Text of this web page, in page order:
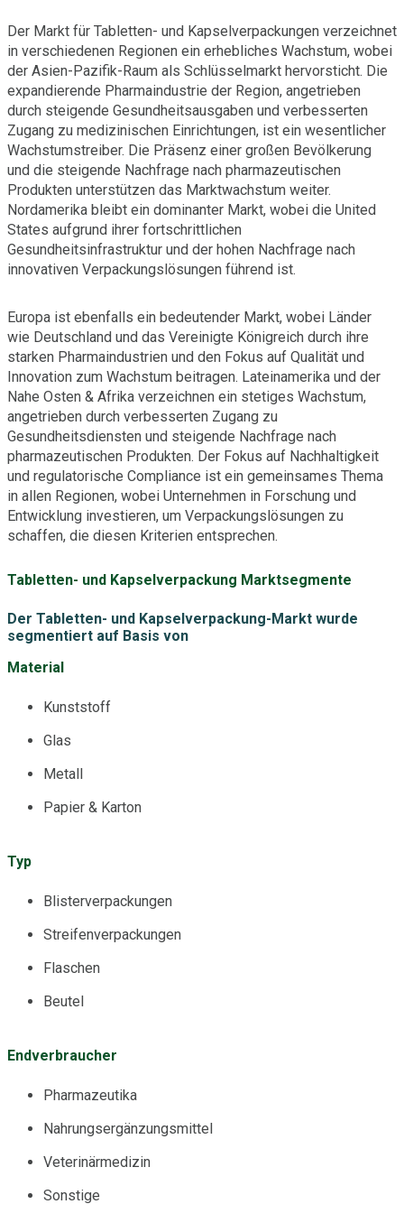
Der Markt für Tabletten- und Kapselverpackungen verzeichnet
in verschiedenen Regionen ein erhebliches Wachstum, wobei
der Asien-Pazifik-Raum als Schlüsselmarkt hervorsticht. Die
expandierende Pharmaindustrie der Region, angetrieben
durch steigende Gesundheitsausgaben und verbesserten
Zugang zu medizinischen Einrichtungen, ist ein wesentlicher
Wachstumstreiber. Die Präsenz einer großen Bevölkerung
und die steigende Nachfrage nach pharmazeutischen
Produkten unterstützen das Marktwachstum weiter.
Nordamerika bleibt ein dominanter Markt, wobei die United
States aufgrund ihrer fortschrittlichen
Gesundheitsinfrastruktur und der hohen Nachfrage nach
innovativen Verpackungslösungen führend ist.
Europa ist ebenfalls ein bedeutender Markt, wobei Länder
wie Deutschland und das Vereinigte Königreich durch ihre
starken Pharmaindustrien und den Fokus auf Qualität und
Innovation zum Wachstum beitragen. Lateinamerika und der
Nahe Osten & Afrika verzeichnen ein stetiges Wachstum,
angetrieben durch verbesserten Zugang zu
Gesundheitsdiensten und steigende Nachfrage nach
pharmazeutischen Produkten. Der Fokus auf Nachhaltigkeit
und regulatorische Compliance ist ein gemeinsames Thema
in allen Regionen, wobei Unternehmen in Forschung und
Entwicklung investieren, um Verpackungslösungen zu
schaffen, die diesen Kriterien entsprechen.
Tabletten- und Kapselverpackung Marktsegmente
Der Tabletten- und Kapselverpackung-Markt wurde
segmentiert auf Basis von
Material
Kunststoff
Glas
Metall
Papier & Karton
Typ
Blisterverpackungen
Streifenverpackungen
Flaschen
Beutel
Endverbraucher
Pharmazeutika
Nahrungsergänzungsmittel
Veterinärmedizin
Sonstige